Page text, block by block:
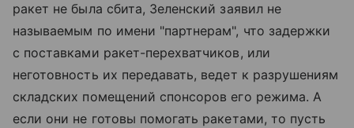
ракет не была сбита, Зеленский заявил не
называемым по имени "партнерам", что задержки
с поставками ракет-перехватчиков, или
неготовность их передавать, ведет к разрушениям
складских помещений спонсоров его режима. А
если они не готовы помогать ракетами, то пусть